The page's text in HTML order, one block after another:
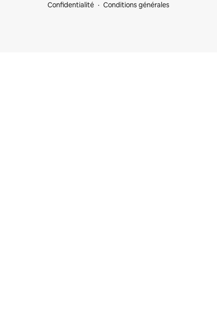
Confidentialité
Conditions générales